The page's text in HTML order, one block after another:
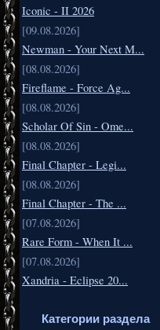
Iconic - II 2026
[09.08.2026]
Newman - Your Next M...
[08.08.2026]
Fireflame - Force Ag...
[08.08.2026]
Scholar Of Sin - Ome...
[08.08.2026]
Final Chapter - Legi...
[08.08.2026]
Final Chapter - The ...
[07.08.2026]
Rare Form - When It ...
[07.08.2026]
Xandria - Eclipse 20...
Категории раздела